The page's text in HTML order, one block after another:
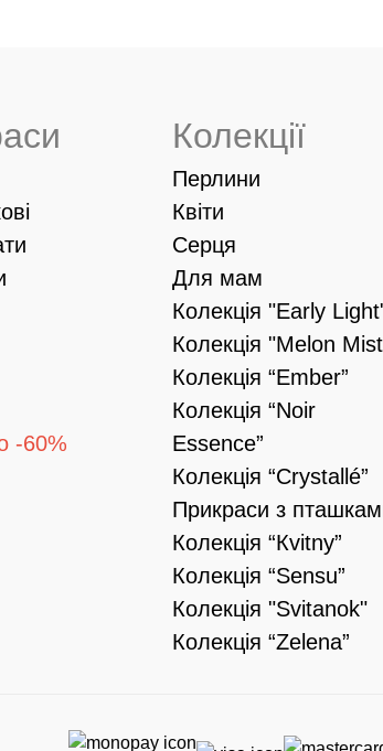
-60%
Колекції
Перлини
Квіти
Серця
Для мам
Колекція "Early
Колекція "Melon
Колекція “Ember”
Колекція “Noir
Essence”
Колекція “Crystallé”
Прикраси з
Колекція “Кvitny”
Колекція “Sensu”
Колекція "Svitanok"
Колекція “Zelena”